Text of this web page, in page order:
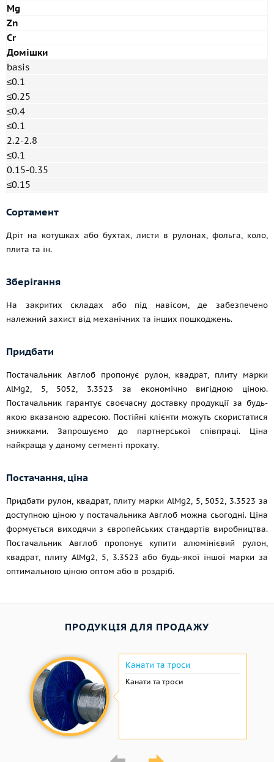
Mg
Zn
Cr
Домішки
basis
≤0.1
≤0.25
≤0.4
≤0.1
2.2-2.8
≤0.1
0.15-0.35
≤0.15
Сортамент
Дріт на котушках або бухтах, листи в рулонах, фольга, коло,
плита та ін.
Зберігання
На закритих складах або під навісом, де забезпечено
належний захист від механічних та інших пошкоджень.
Придбати
Постачальник Авглоб пропонує рулон, квадрат, плиту марки
AlMg2, 5, 5052, 3.3523 за економічно вигідною ціною.
Постачальник гарантує своєчасну доставку продукції за будь-
якою вказаною адресою. Постійні клієнти можуть скористатися
знижками. Запрошуємо до партнерської співпраці. Ціна
найкраща у даному сегменті прокату.
Постачання, ціна
Придбати рулон, квадрат, плиту марки AlMg2, 5, 5052, 3.3523 за
доступною ціною у постачальника Авглоб можна сьогодні. Ціна
формується виходячи з європейських стандартів виробництва.
Постачальник Авглоб пропонує купити алюмінієвий рулон,
квадрат, плиту AlMg2, 5, 3.3523 або будь-якої іншої марки за
оптимальною ціною оптом або в роздріб.
ПРОДУКЦІЯ ДЛЯ ПРОДАЖУ
Канати та троси
Канати та троси